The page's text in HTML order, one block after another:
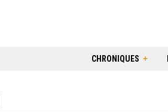
CHRONIQUES